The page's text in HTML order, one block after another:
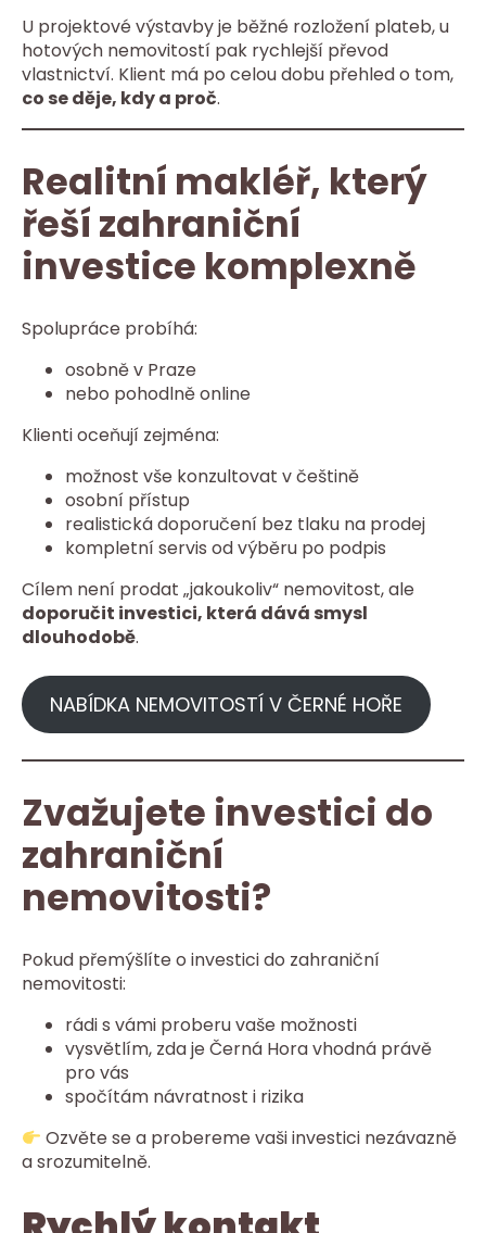
U projektové výstavby je běžné rozložení plateb, u
hotových nemovitostí pak rychlejší převod
vlastnictví. Klient má po celou dobu přehled o tom,
co se děje, kdy a proč.
Realitní makléř, který
řeší zahraniční
investice komplexně
Spolupráce probíhá:
osobně v Praze
nebo pohodlně online
Klienti oceňují zejména:
možnost vše konzultovat v češtině
osobní přístup
realistická doporučení bez tlaku na prodej
kompletní servis od výběru po podpis
Cílem není prodat „jakoukoliv“ nemovitost, ale
doporučit investici, která dává smysl
dlouhodobě.
NABÍDKA NEMOVITOSTÍ V ČERNÉ HOŘE
Zvažujete investici do
zahraniční
nemovitosti?
Pokud přemýšlíte o investici do zahraniční
nemovitosti:
rádi s vámi proberu vaše možnosti
vysvětlím, zda je Černá Hora vhodná právě
pro vás
spočítám návratnost i rizika
Ozvěte se a probereme vaši investici nezávazně
a srozumitelně.